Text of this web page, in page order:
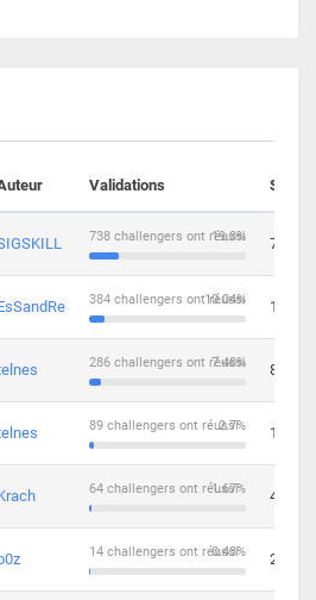
Validations
19.3%
738 challengers ont réussi 7
10.04%
384 challengers ont réussi 13
7.48%
286 challengers ont réussi 8
2.7%
89 challengers ont réussi 10
1.67%
64 challengers ont réussi 4
b0z 0.43%
14 challengers ont réussi 2